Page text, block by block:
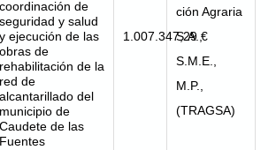
coordinación de
seguridad y salud
y ejecución de las
obras de
rehabilitación de la
red de
alcantarillado del
municipio de
Caudete de las
Fuentes
1.007.347,29 €
ción Agraria
S.A.,
S.M.E.,
M.P.,
(TRAGSA)